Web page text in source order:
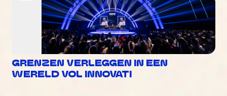
GRENZEN VERLEGGEN IN EEN
WERELD VOL INNOVATI